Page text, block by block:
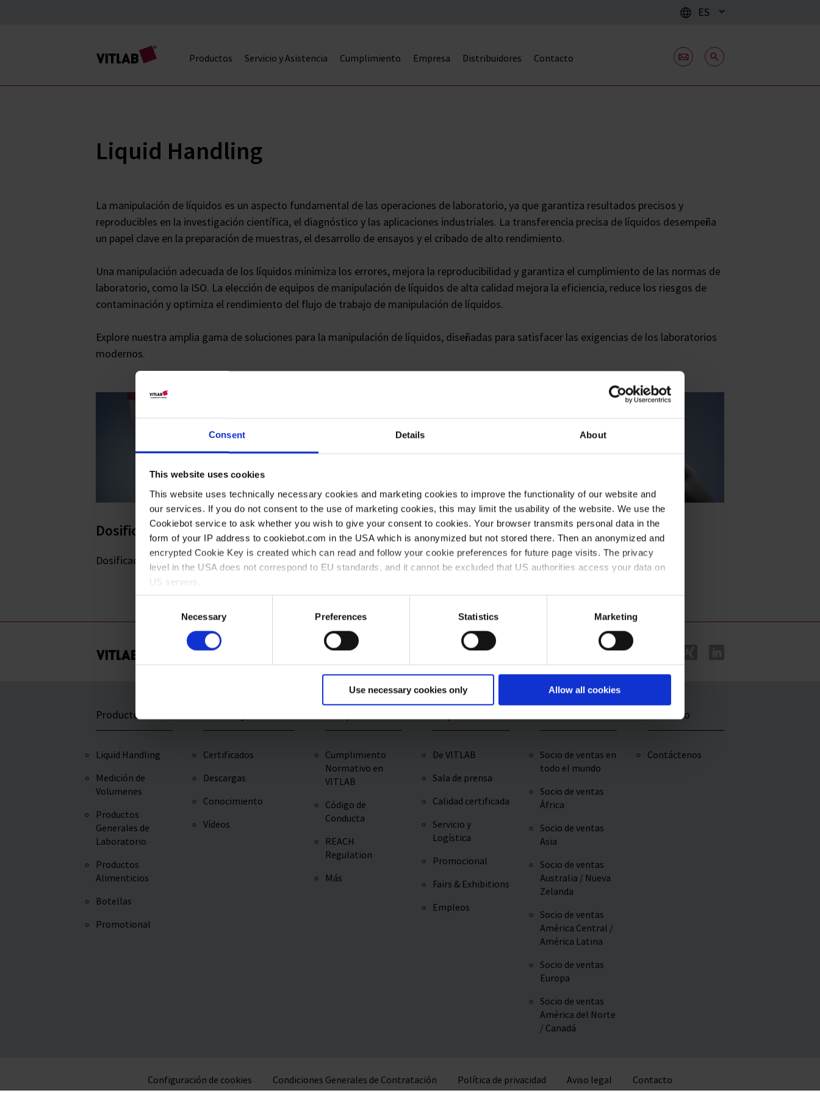
Consent Details About
This website uses cookies
This website uses technically necessary cookies and marketing cookies to improve the functionality of our website and
our services. If you do not consent to the use of marketing cookies, this may limit the usability of the website. We use the
Cookiebot service to ask whether you wish to give your consent to cookies. Your browser transmits personal data in the
form of your IP address to cookiebot.com in the USA which is anonymized but not stored there. Then an anonymized and
encrypted Cookie Key is created which can read and follow your cookie preferences for future page visits. The privacy
level in the USA does not correspond to EU standards, and it cannot be excluded that US authorities access your data on
US servers.
For more information on cookies and the use of your personal data please visit our data privacy statement
Necessary Preferences Statistics Marketing
Use necessary cookies only Allow all cookies
ES
Productos Servicio y Asistencia Cumplimiento Empresa Distribuidores Contacto
Liquid Handling
La manipulación de líquidos es un aspecto fundamental de las operaciones de laboratorio, ya que garantiza resultados precisos y
reproducibles en la investigación científica, el diagnóstico y las aplicaciones industriales. La transferencia precisa de líquidos desempeña
un papel clave en la preparación de muestras, el desarrollo de ensayos y el cribado de alto rendimiento.
Una manipulación adecuada de los líquidos minimiza los errores, mejora la reproducibilidad y garantiza el cumplimiento de las normas de
laboratorio, como la ISO. La elección de equipos de manipulación de líquidos de alta calidad mejora la eficiencia, reduce los riesgos de
contaminación y optimiza el rendimiento del flujo de trabajo de manipulación de líquidos.
Explore nuestra amplia gama de soluciones para la manipulación de líquidos, diseñadas para satisfacer las exigencias de los laboratorios
modernos.
Dosificación
Dosificación con máxima fiabilidad
Pipeteado
Pipeteado con precisión y confort
Valoraciones
Efectúe valoraciones de forma
selectiva y segura
Productos
Liquid Handling
Medición de
Volumenes
Productos
Generales de
Laboratorio
Productos
Alimenticios
Botellas
Promotional
Certificados
Descargas
Conocimiento
Vídeos
Cumplimiento
Normativo en
VITLAB
Código de
Conducta
REACH
Regulation
Más
De VITLAB
Sala de prensa
Calidad certificada
Servicio y
Logística
Promocional
Fairs & Exhibitions
Empleos
Socio de ventas en
todo el mundo
Socio de ventas
África
Socio de ventas
Asia
Socio de ventas
Australia / Nueva
Zelanda
Socio de ventas
América Central /
América Latina
Socio de ventas
Europa
Socio de ventas
América del Norte
/ Canadá
Contacto
Contáctenos
Configuración de cookies Condiciones Generales de Contratación Política de privacidad Aviso legal Contacto